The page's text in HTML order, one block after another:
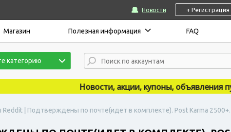
Новости + Регистрация
Магазин Полезная информация FAQ
категорию
Новости, акции, купоны, объявления
Reddit | Подтверждены по почте(идет в комплекте). Post Karma 2500+.